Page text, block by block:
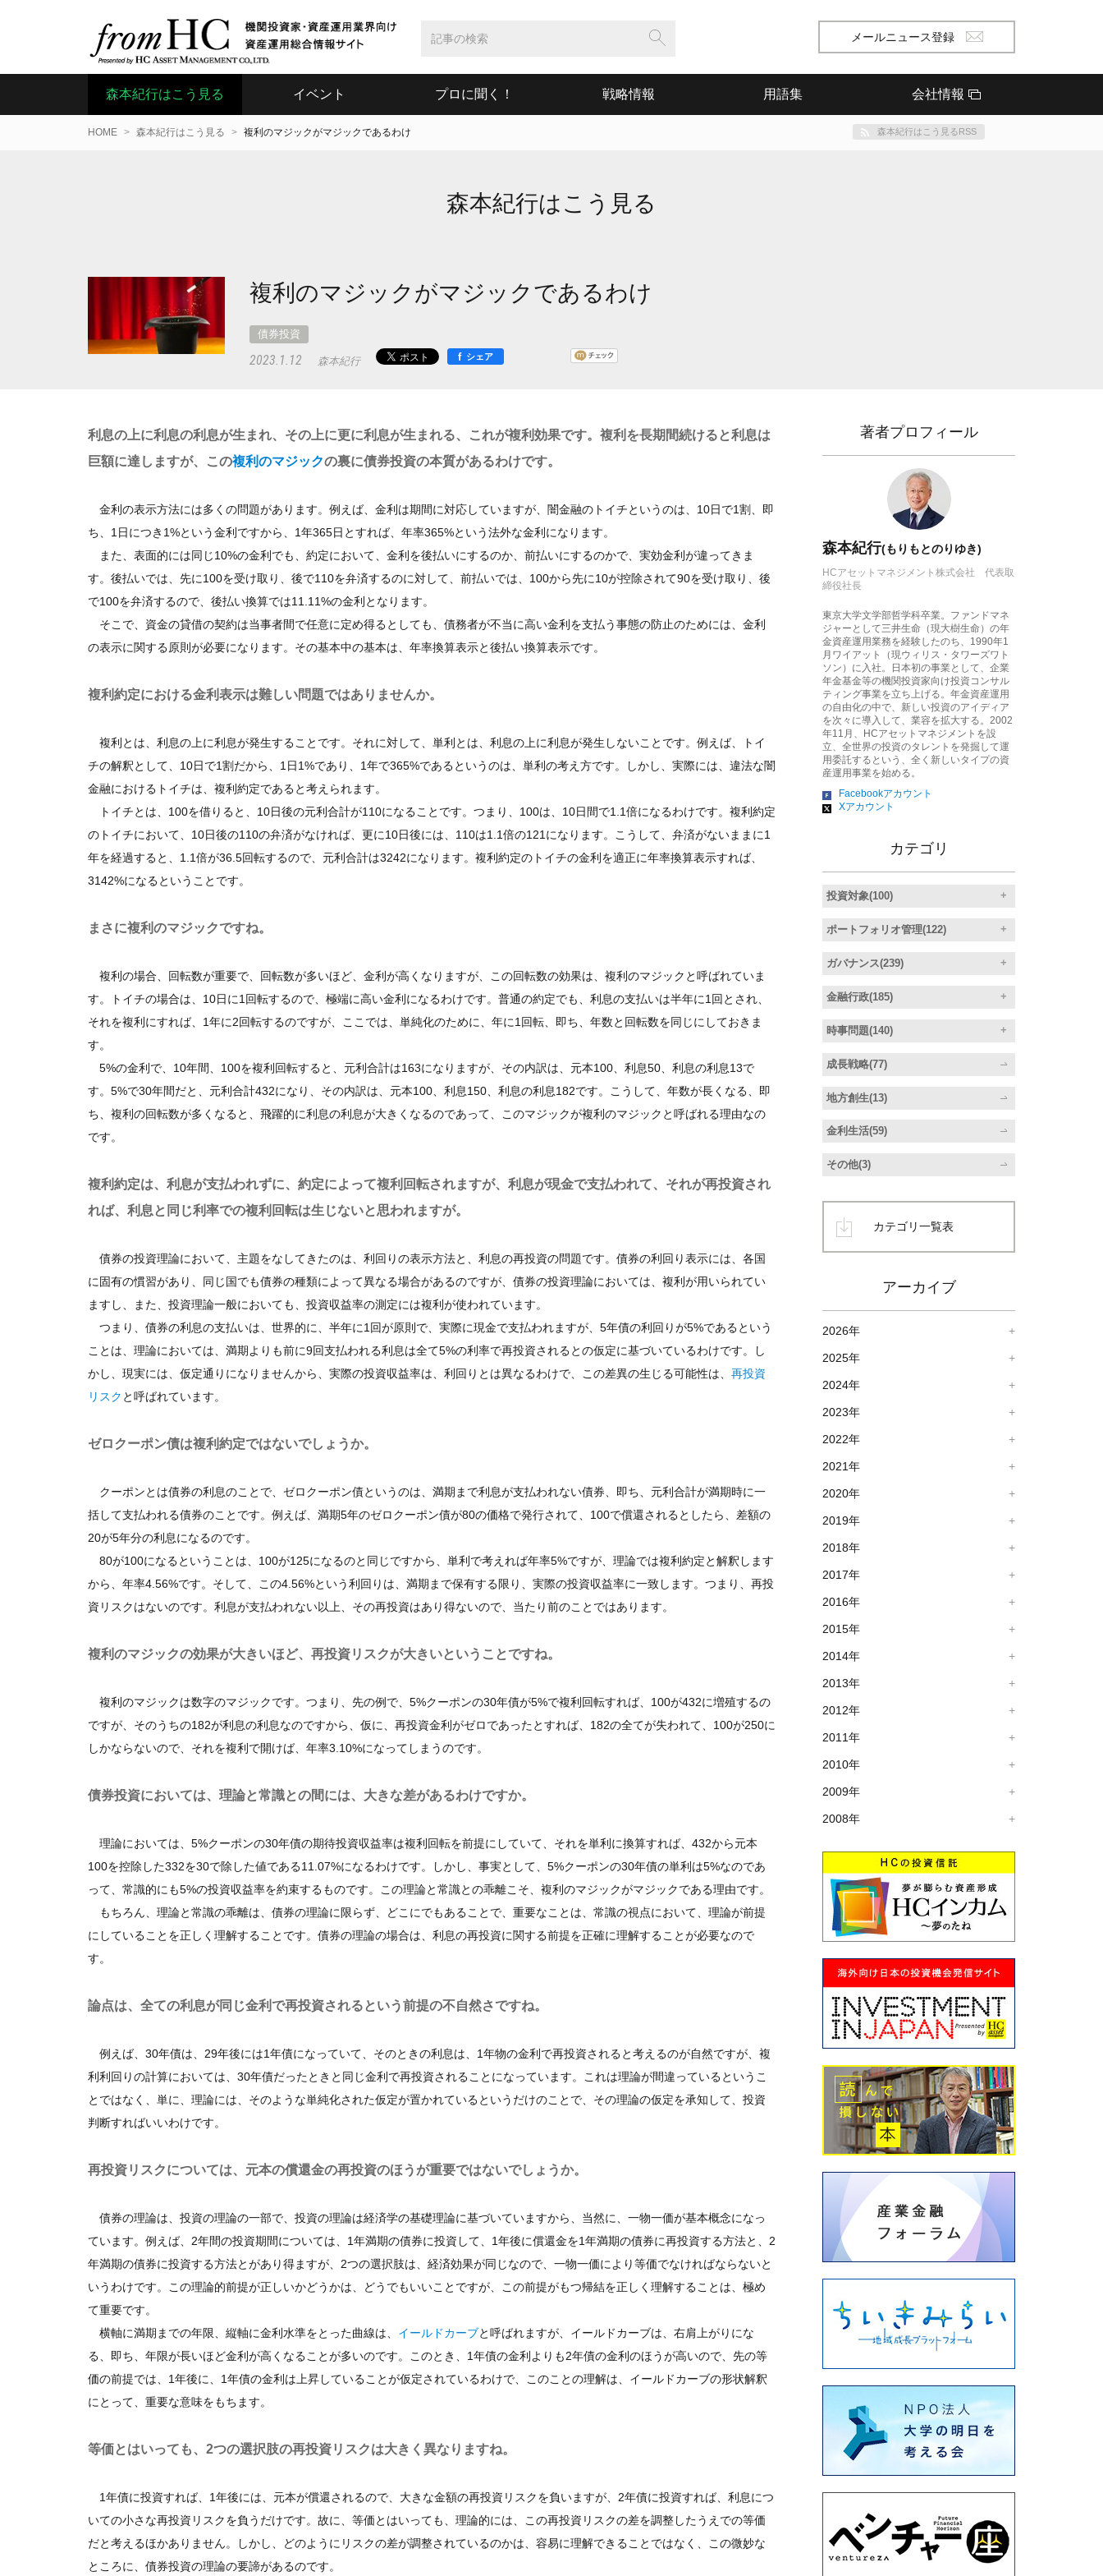
メールニュース登録
森本紀行はこう見る イベント プロに聞く！ 戦略情報 用語集 会社情報
HOME 森本紀行はこう見る 複利のマジックがマジックであるわけ 森本紀行はこう見るRSS
森本紀行はこう見る
複利のマジックがマジックであるわけ
債券投資
2023.1.12 森本紀行 f シェア
利息の上に利息の利息が生まれ、その上に更に利息が生まれる、これが複利効果です。複利を長期間続けると利息は
巨額に達しますが、この複利のマジックの裏に債券投資の本質があるわけです。
金利の表示方法には多くの問題があります。例えば、金利は期間に対応していますが、闇金融のトイチというのは、10日で1割、即
ち、1日につき1%という金利ですから、1年365日とすれば、年率365%という法外な金利になります。
また、表面的には同じ10%の金利でも、約定において、金利を後払いにするのか、前払いにするのかで、実効金利が違ってきま
す。後払いでは、先に100を受け取り、後で110を弁済するのに対して、前払いでは、100から先に10が控除されて90を受け取り、後
で100を弁済するので、後払い換算では11.11%の金利となります。
そこで、資金の貸借の契約は当事者間で任意に定め得るとしても、債務者が不当に高い金利を支払う事態の防止のためには、金利
の表示に関する原則が必要になります。その基本中の基本は、年率換算表示と後払い換算表示です。
複利約定における金利表示は難しい問題ではありませんか。
複利とは、利息の上に利息が発生することです。それに対して、単利とは、利息の上に利息が発生しないことです。例えば、トイ
チの解釈として、10日で1割だから、1日1%であり、1年で365%であるというのは、単利の考え方です。しかし、実際には、違法な闇
金融におけるトイチは、複利約定であると考えられます。
トイチとは、100を借りると、10日後の元利合計が110になることです。つまり、100は、10日間で1.1倍になるわけです。複利約定
のトイチにおいて、10日後の110の弁済がなければ、更に10日後には、110は1.1倍の121になります。こうして、弁済がないままに1
年を経過すると、1.1倍が36.5回転するので、元利合計は3242になります。複利約定のトイチの金利を適正に年率換算表示すれば、
3142%になるということです。
まさに複利のマジックですね。
複利の場合、回転数が重要で、回転数が多いほど、金利が高くなりますが、この回転数の効果は、複利のマジックと呼ばれていま
す。トイチの場合は、10日に1回転するので、極端に高い金利になるわけです。普通の約定でも、利息の支払いは半年に1回とされ、
それを複利にすれば、1年に2回転するのですが、ここでは、単純化のために、年に1回転、即ち、年数と回転数を同じにしておきま
す。
5%の金利で、10年間、100を複利回転すると、元利合計は163になりますが、その内訳は、元本100、利息50、利息の利息13で
す。5%で30年間だと、元利合計432になり、その内訳は、元本100、利息150、利息の利息182です。こうして、年数が長くなる、即
ち、複利の回転数が多くなると、飛躍的に利息の利息が大きくなるのであって、このマジックが複利のマジックと呼ばれる理由なの
です。
複利約定は、利息が支払われずに、約定によって複利回転されますが、利息が現金で支払われて、それが再投資され
れば、利息と同じ利率での複利回転は生じないと思われますが。
債券の投資理論において、主題をなしてきたのは、利回りの表示方法と、利息の再投資の問題です。債券の利回り表示には、各国
に固有の慣習があり、同じ国でも債券の種類によって異なる場合があるのですが、債券の投資理論においては、複利が用いられてい
ますし、また、投資理論一般においても、投資収益率の測定には複利が使われています。
つまり、債券の利息の支払いは、世界的に、半年に1回が原則で、実際に現金で支払われますが、5年債の利回りが5%であるという
ことは、理論においては、満期よりも前に9回支払われる利息は全て5%の利率で再投資されるとの仮定に基づいているわけです。し
かし、現実には、仮定通りになりませんから、実際の投資収益率は、利回りとは異なるわけで、この差異の生じる可能性は、 再投資
リスク と呼ばれています。
ゼロクーポン債は複利約定ではないでしょうか。
クーポンとは債券の利息のことで、ゼロクーポン債というのは、満期まで利息が支払われない債券、即ち、元利合計が満期時に一
括して支払われる債券のことです。例えば、満期5年のゼロクーポン債が80の価格で発行されて、100で償還されるとしたら、差額の
20が5年分の利息になるのです。
80が100になるということは、100が125になるのと同じですから、単利で考えれば年率5%ですが、理論では複利約定と解釈します
から、年率4.56%です。そして、この4.56%という利回りは、満期まで保有する限り、実際の投資収益率に一致します。つまり、再投
資リスクはないのです。利息が支払われない以上、その再投資はあり得ないので、当たり前のことではあります。
複利のマジックの効果が大きいほど、再投資リスクが大きいということですね。
複利のマジックは数字のマジックです。つまり、先の例で、5%クーポンの30年債が5%で複利回転すれば、100が432に増殖するの
ですが、そのうちの182が利息の利息なのですから、仮に、再投資金利がゼロであったとすれば、182の全てが失われて、100が250に
しかならないので、それを複利で開けば、年率3.10%になってしまうのです。
債券投資においては、理論と常識との間には、大きな差があるわけですか。
理論においては、5%クーポンの30年債の期待投資収益率は複利回転を前提にしていて、それを単利に換算すれば、432から元本
100を控除した332を30で除した値である11.07%になるわけです。しかし、事実として、5%クーポンの30年債の単利は5%なのであ
って、常識的にも5%の投資収益率を約束するものです。この理論と常識との乖離こそ、複利のマジックがマジックである理由です。
もちろん、理論と常識の乖離は、債券の理論に限らず、どこにでもあることで、重要なことは、常識の視点において、理論が前提
にしていることを正しく理解することです。債券の理論の場合は、利息の再投資に関する前提を正確に理解することが必要なので
す。
論点は、全ての利息が同じ金利で再投資されるという前提の不自然さですね。
例えば、30年債は、29年後には1年債になっていて、そのときの利息は、1年物の金利で再投資されると考えるのが自然ですが、複
利利回りの計算においては、30年債だったときと同じ金利で再投資されることになっています。これは理論が間違っているというこ
とではなく、単に、理論には、そのような単純化された仮定が置かれているというだけのことで、その理論の仮定を承知して、投資
判断すればいいわけです。
再投資リスクについては、元本の償還金の再投資のほうが重要ではないでしょうか。
債券の理論は、投資の理論の一部で、投資の理論は経済学の基礎理論に基づいていますから、当然に、一物一価が基本概念になっ
ています。例えば、2年間の投資期間については、1年満期の債券に投資して、1年後に償還金を1年満期の債券に再投資する方法と、2
年満期の債券に投資する方法とがあり得ますが、2つの選択肢は、経済効果が同じなので、一物一価により等価でなければならないと
いうわけです。この理論的前提が正しいかどうかは、どうでもいいことですが、この前提がもつ帰結を正しく理解することは、極め
て重要です。
横軸に満期までの年限、縦軸に金利水準をとった曲線は、 イールドカーブと呼ばれますが、イールドカーブは、右肩上がりにな
る、即ち、年限が長いほど金利が高くなることが多いのです。このとき、1年債の金利よりも2年債の金利のほうが高いので、先の等
価の前提では、1年後に、1年債の金利は上昇していることが仮定されているわけで、このことの理解は、イールドカーブの形状解釈
にとって、重要な意味をもちます。
等価とはいっても、2つの選択肢の再投資リスクは大きく異なりますね。
1年債に投資すれば、1年後には、元本が償還されるので、大きな金額の再投資リスクを負いますが、2年債に投資すれば、利息につ
いての小さな再投資リスクを負うだけです。故に、等価とはいっても、理論的には、この再投資リスクの差を調整したうえでの等価
だと考えるほかありません。しかし、どのようにリスクの差が調整されているのかは、容易に理解できることではなく、この微妙な
ところに、債券投資の理論の要諦があるのです。
著者プロフィール
森本紀行(もりもとのりゆき)
HCアセットマネジメント株式会社 代表取
締役社長
東京大学文学部哲学科卒業。ファンドマネ
ジャーとして三井生命（現大樹生命）の年
金資産運用業務を経験したのち、1990年1
月ワイアット（現ウィリス・タワーズワト
ソン）に入社。日本初の事業として、企業
年金基金等の機関投資家向け投資コンサル
ティング事業を立ち上げる。年金資産運用
の自由化の中で、新しい投資のアイディア
を次々に導入して、業容を拡大する。2002
年11月、HCアセットマネジメントを設
立、全世界の投資のタレントを発掘して運
用委託するという、全く新しいタイプの資
産運用事業を始める。
Facebookアカウント
Xアカウント
カテゴリ
投資対象(100)
ポートフォリオ管理(122)
ガバナンス(239)
金融行政(185)
時事問題(140)
成長戦略(77)
地方創生(13)
金利生活(59)
その他(3)
カテゴリ一覧表
アーカイブ
2026年
2025年
2024年
2023年
2022年
2021年
2020年
2019年
2018年
2017年
2016年
2015年
2014年
2013年
2012年
2011年
2010年
2009年
2008年